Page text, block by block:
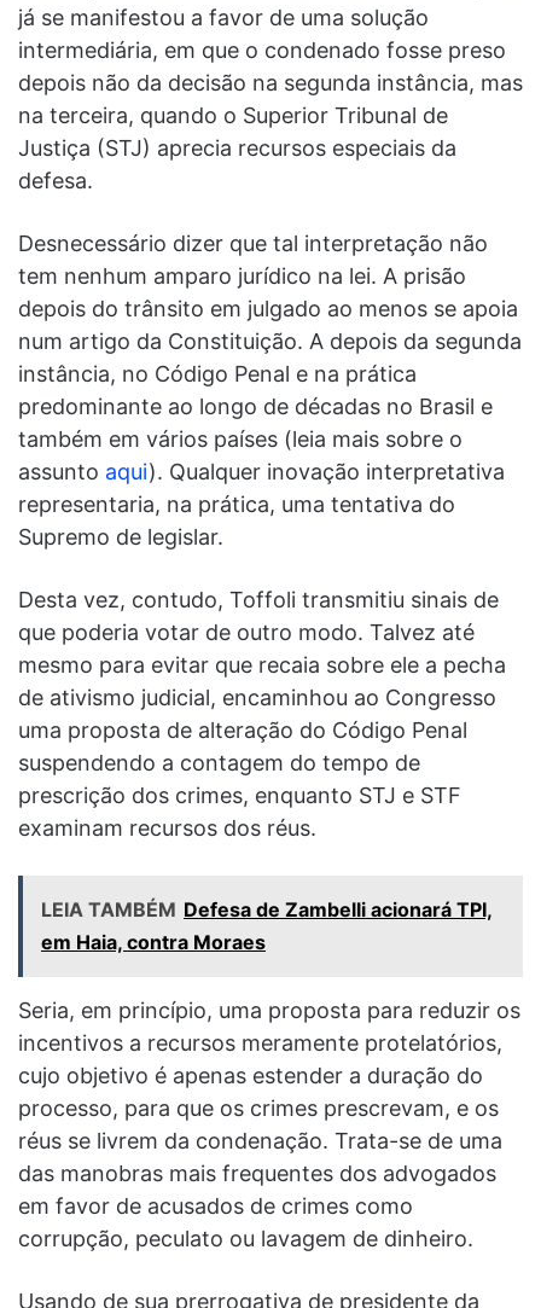
já se manifestou a favor de uma solução
intermediária, em que o condenado fosse preso
depois não da decisão na segunda instância, mas
na terceira, quando o Superior Tribunal de
Justiça (STJ) aprecia recursos especiais da
defesa.
Desnecessário dizer que tal interpretação não
tem nenhum amparo jurídico na lei. A prisão
depois do trânsito em julgado ao menos se apoia
num artigo da Constituição. A depois da segunda
instância, no Código Penal e na prática
predominante ao longo de décadas no Brasil e
também em vários países (leia mais sobre o
assunto aqui). Qualquer inovação interpretativa
representaria, na prática, uma tentativa do
Supremo de legislar.
Desta vez, contudo, Toffoli transmitiu sinais de
que poderia votar de outro modo. Talvez até
mesmo para evitar que recaia sobre ele a pecha
de ativismo judicial, encaminhou ao Congresso
uma proposta de alteração do Código Penal
suspendendo a contagem do tempo de
prescrição dos crimes, enquanto STJ e STF
examinam recursos dos réus.
LEIA TAMBÉM Defesa de Zambelli acionará TPI,
em Haia, contra Moraes
Seria, em princípio, uma proposta para reduzir os
incentivos a recursos meramente protelatórios,
cujo objetivo é apenas estender a duração do
processo, para que os crimes prescrevam, e os
réus se livrem da condenação. Trata-se de uma
das manobras mais frequentes dos advogados
em favor de acusados de crimes como
corrupção, peculato ou lavagem de dinheiro.
Usando de sua prerrogativa de presidente da